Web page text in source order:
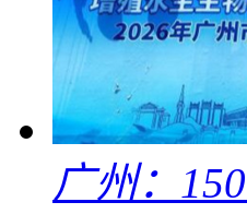
广州：